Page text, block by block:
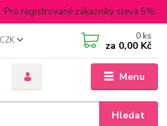
registrované zákazníky sleva 5%.
Menu
CZK
Hledat
0 ks
za 0,00 Kč